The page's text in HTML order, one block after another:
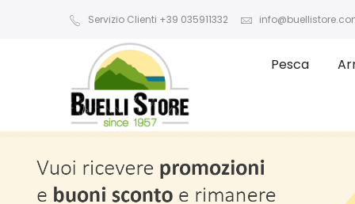
Servizio Clienti +39 035911332
Pesca